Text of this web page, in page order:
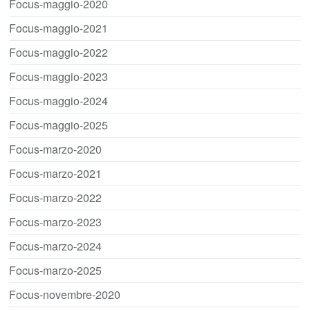
Focus-maggio-2020
Focus-maggio-2021
Focus-maggio-2022
Focus-maggio-2023
Focus-maggio-2024
Focus-maggio-2025
Focus-marzo-2020
Focus-marzo-2021
Focus-marzo-2022
Focus-marzo-2023
Focus-marzo-2024
Focus-marzo-2025
Focus-novembre-2020